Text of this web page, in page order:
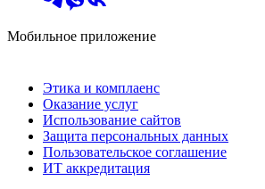
Мобильное приложение
Этика и комплаенс
Оказание услуг
Использование сайтов
Защита персональных данных
Пользовательское соглашение
ИТ аккредитация